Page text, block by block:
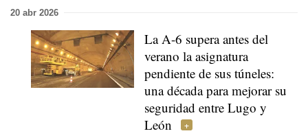
20 abr 2026
La A-6 supera antes del
verano la asignatura
pendiente de sus túneles:
una década para mejorar su
seguridad entre Lugo y
León